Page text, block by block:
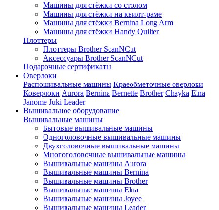
Машины для стёжки со столом
Машины для стёжки на квилт-раме
Машины для стёжки Bernina Long Arm
Машины для стёжки Handy Quilter
Плоттеры
Плоттеры Brother ScanNCut
Аксессуары Brother ScanNCut
Подарочные сертификаты
Оверлоки
Распошивальные машины Краеобметочные оверлоки
Коверлоки Aurora Bernina Bernette Brother Chayka Elna
Janome Juki Leader
Вышивальное оборудование
Вышивальные машины
Бытовые вышивальные машины
Одноголовочные вышивальные машины
Двухголовочные вышивальные машины
Многоголовочные вышивальные машины
Вышивальные машины Aurora
Вышивальные машины Bernina
Вышивальные машины Brother
Вышивальные машины Elna
Вышивальные машины Joyee
Вышивальные машины Leader